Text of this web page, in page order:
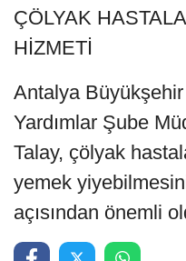
ÇÖLYAK
HİZMETİ
Antalya
Yardımlar Şube
Talay, çölyak
yemek
açısından önemli